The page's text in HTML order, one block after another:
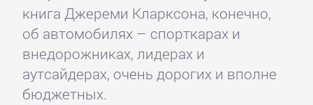
книга Джереми Кларксона, конечно,
об автомобилях – спорткарах и
внедорожниках, лидерах и
аутсайдерах, очень дорогих и вполне
бюджетных.